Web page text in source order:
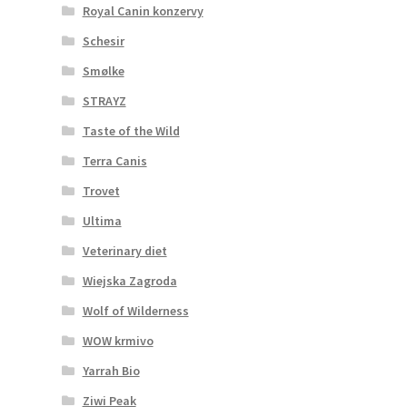
Royal Canin konzervy
Schesir
Smølke
STRAYZ
Taste of the Wild
Terra Canis
Trovet
Ultima
Veterinary diet
Wiejska Zagroda
Wolf of Wilderness
WOW krmivo
Yarrah Bio
Ziwi Peak